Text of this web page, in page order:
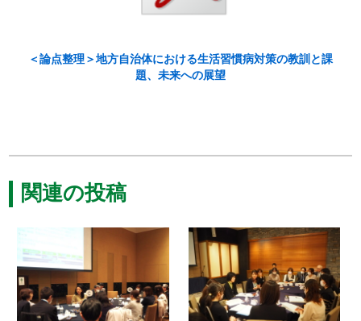
＜論点整理＞地方自治体における生活習慣病対策の教訓と課
題、未来への展望
関連の投稿